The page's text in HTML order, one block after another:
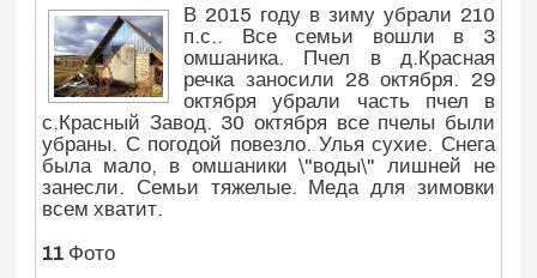
В 2015 году в зиму убрали 210
п.с.. Все семьи вошли в 3
омшаника. Пчел в д.Красная
речка заносили 28 октября. 29
октября убрали часть пчел в
с.Красный Завод. 30 октября все пчелы были
убраны. С погодой повезло. Улья сухие. Снега
была мало, в омшаники \"воды\" лишней не
занесли. Семьи тяжелые. Меда для зимовки
всем хватит.
11 Фото